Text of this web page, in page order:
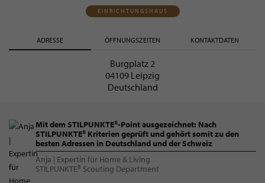
EINRICHTUNGSHAUS
ADRESSE ÖFFNUNGSZEITEN KONTAKTDATEN
Burgplatz 2
04109 Leipzig
Deutschland
Mit dem STILPUNKTE®-Point ausgezeichnet: Nach
STILPUNKTE® Kriterien geprüft und gehört somit zu den
besten Adressen in Deutschland und der Schweiz
Anja | Expertin für Home & Living
STILPUNKTE® Scouting Department